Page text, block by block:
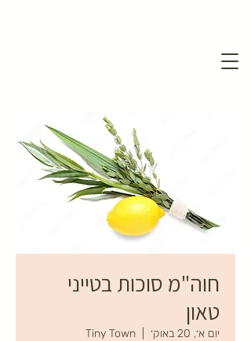
חוה"מ סוכות בטייני
טאון
יום א׳, 20 באוק׳ Tiny Town